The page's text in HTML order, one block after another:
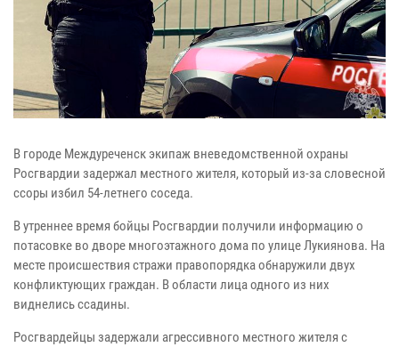
В городе Междуреченск экипаж вневедомственной охраны
Росгвардии задержал местного жителя, который из-за словесной
ссоры избил 54-летнего соседа.
В утреннее время бойцы Росгвардии получили информацию о
потасовке во дворе многоэтажного дома по улице Лукиянова. На
месте происшествия стражи правопорядка обнаружили двух
конфликтующих граждан. В области лица одного из них
виднелись ссадины.
Росгвардейцы задержали агрессивного местного жителя с